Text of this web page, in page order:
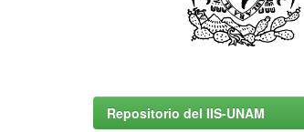
Repositorio del IIS-UNAM